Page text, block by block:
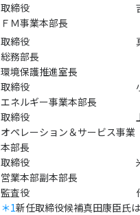
取締役
ＦＭ事業本部長
取締役
総務部長
環境保護推進室長
取締役
エネルギー事業本部長
取締役
オペレーション＆サービス事業
本部長
取締役
営業本部副本部長
監査役
＊1新任取締役候補真田康臣氏